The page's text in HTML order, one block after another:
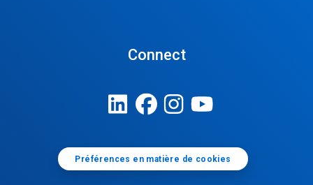
Connect
Préférences en matière de cookies